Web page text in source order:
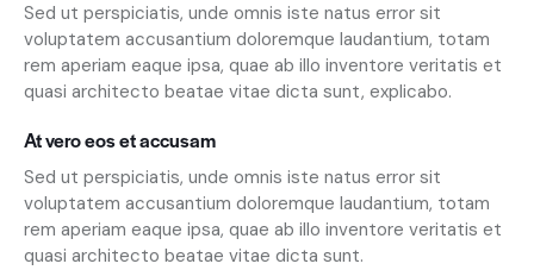
Sed ut perspiciatis, unde omnis iste natus error sit
voluptatem accusantium doloremque laudantium, totam
rem aperiam eaque ipsa, quae ab illo inventore veritatis et
quasi architecto beatae vitae dicta sunt, explicabo.
At vero eos et accusam
Sed ut perspiciatis, unde omnis iste natus error sit
voluptatem accusantium doloremque laudantium, totam
rem aperiam eaque ipsa, quae ab illo inventore veritatis et
quasi architecto beatae vitae dicta sunt.